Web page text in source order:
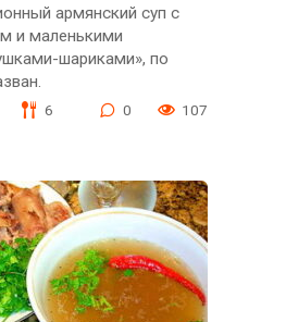
армянский суп с
и маленькими
шариками», по
6 0 107